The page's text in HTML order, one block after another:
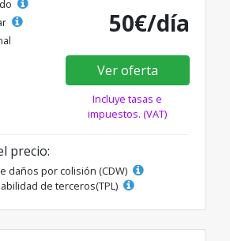
50€/día
Ver oferta
Incluye tasas e
impuestos. (VAT)
precio:
daños por colisión (CDW)
de terceros(TPL)